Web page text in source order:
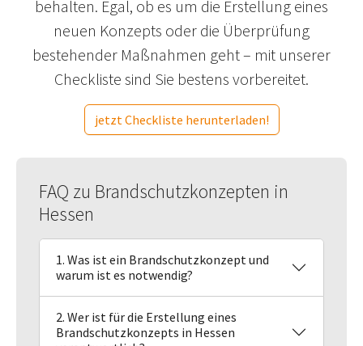
behalten. Egal, ob es um die Erstellung eines
neuen Konzepts oder die Überprüfung
bestehender Maßnahmen geht – mit unserer
Checkliste sind Sie bestens vorbereitet.
jetzt Checkliste herunterladen!
FAQ zu Brandschutzkonzepten in
Hessen
1. Was ist ein Brandschutzkonzept und
warum ist es notwendig?
2. Wer ist für die Erstellung eines
Brandschutzkonzepts in Hessen